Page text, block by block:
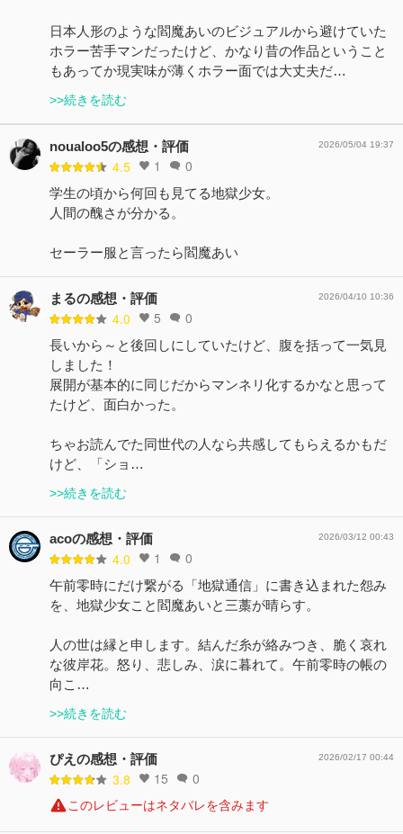
日本人形のような閻魔あいのビジュアルから避けていた
ホラー苦手マンだったけど、かなり昔の作品ということ
もあってか現実味が薄くホラー面では大丈夫だ…
>>続きを読む
noualoo5の感想・評価
4.5 1 0
2026/05/04 19:37
学生の頃から何回も見てる地獄少女。
人間の醜さが分かる。
セーラー服と言ったら閻魔あい
まるの感想・評価
4.0 5 0
2026/04/10 10:36
長いから～と後回しにしていたけど、腹を括って一気見
しました！
展開が基本的に同じだからマンネリ化するかなと思って
たけど、面白かった。
ちゃお読んでた同世代の人なら共感してもらえるかもだ
けど、「ショ…
>>続きを読む
acoの感想・評価
4.0 1 0
2026/03/12 00:43
午前零時にだけ繋がる「地獄通信」に書き込まれた怨み
を、地獄少女こと閻魔あいと三藁が晴らす。
人の世は縁と申します。結んだ糸が絡みつき、脆く哀れ
な彼岸花。怒り、悲しみ、涙に暮れて。午前零時の帳の
向こ…
>>続きを読む
ぴえの感想・評価
3.8 15 0
2026/02/17 00:44
このレビューはネタバレを含みます